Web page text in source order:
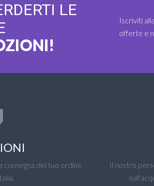
LE
Iscriviti
offerte e
consegna del tuo ordine
Il nostro